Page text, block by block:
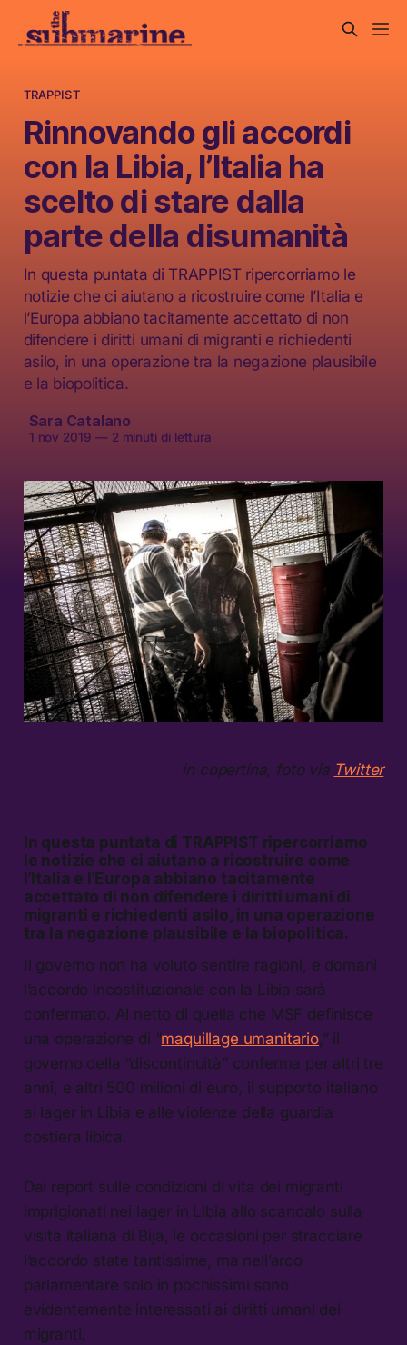
TRAPPIST
Rinnovando gli accordi
con la Libia, l’Italia ha
scelto di stare dalla
parte della disumanità
In questa puntata di TRAPPIST ripercorriamo le
notizie che ci aiutano a ricostruire come l’Italia e
l’Europa abbiano tacitamente accettato di non
difendere i diritti umani di migranti e richiedenti
asilo, in una operazione tra la negazione plausibile
e la biopolitica.
Sara Catalano
1 nov 2019 —2 minuti di lettura
in copertina, foto via Twitter
In questa puntata di TRAPPIST ripercorriamo
le notizie che ci aiutano a ricostruire come
l’Italia e l’Europa abbiano tacitamente
accettato di non difendere i diritti umani di
migranti e richiedenti asilo, in una operazione
tra la negazione plausibile e la biopolitica.
Il governo non ha voluto sentire ragioni, e domani
l’accordo incostituzionale con la Libia sarà
confermato. Al netto di quella che MSF definisce
una operazione di “maquillage umanitario,” il
governo della “discontinuità” conferma per altri tre
anni, e altri 500 milioni di euro, il supporto italiano
ai lager in Libia e alle violenze della guardia
costiera libica.
Dai report sulle condizioni di vita dei migranti
imprigionati nei lager in Libia allo scandalo sulla
visita italiana di Bija, le occasioni per stracciare
l’accordo state tantissime, ma nell’arco
parlamentare solo in pochissimi sono
evidentemente interessati ai diritti umani dei
migranti.